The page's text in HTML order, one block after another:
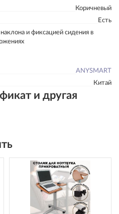
Коричневый
Есть
и фиксацией сидения в
ANYSMART
Китай
и другая